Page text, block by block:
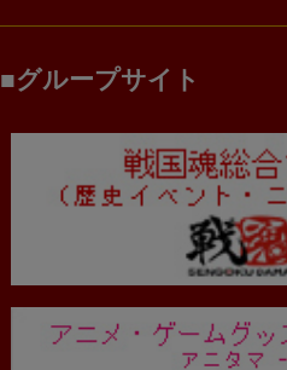
グループサイト